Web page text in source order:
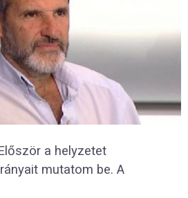
a helyzetet
mutatom be. A